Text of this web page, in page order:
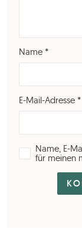
Name *
E-Mail-Adresse *
Name, E-
für meinen